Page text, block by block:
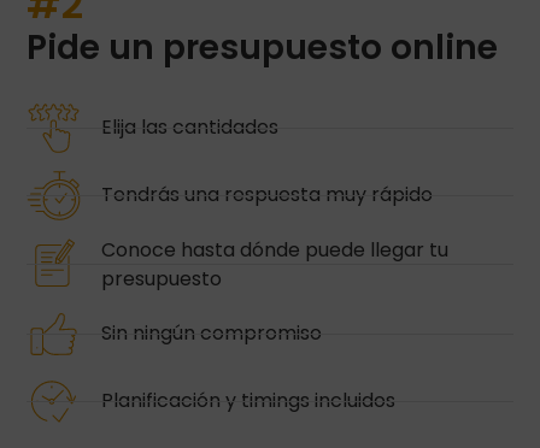
Pide un presupuesto online
Elija las cantidades
Tendrás una respuesta muy rápido
Conoce hasta dónde puede llegar tu
presupuesto
Sin ningún compromiso
Planificación y timings incluidos